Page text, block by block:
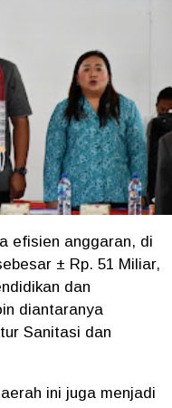
efisien anggaran, di
± Rp. 51 Miliar,
dan
diantaranya
Sanitasi dan
ini juga menjadi